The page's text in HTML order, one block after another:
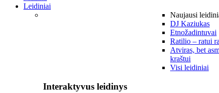
Leidiniai
Naujausi
DJ Kaziukas
Etnožadintuvai
Ratilio – ratui
Atviras, bet
kraštui
Visi leidiniai
Interaktyvus leidinys